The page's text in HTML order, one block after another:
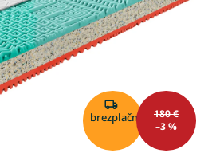
brezplačno
180 €
–3 %